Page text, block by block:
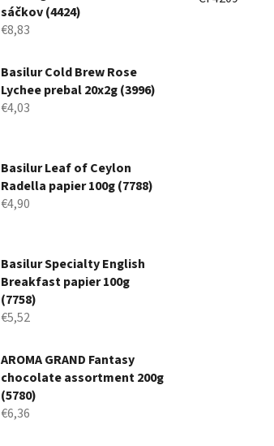
sáčkov (4424)
€8,83
Basilur Cold Brew Rose
Lychee prebal 20x2g (3996)
€4,03
Basilur Leaf of Ceylon
Radella papier 100g (7788)
€4,90
Basilur Specialty English
Breakfast papier 100g
(7758)
€5,52
AROMA GRAND Fantasy
chocolate assortment 200g
(5780)
€6,36